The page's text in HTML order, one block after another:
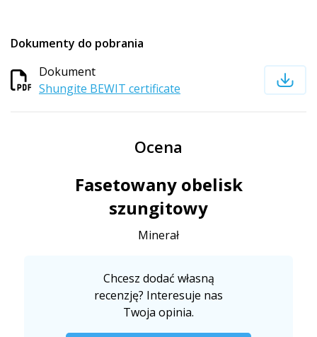
Dokumenty do pobrania
Dokument
Shungite BEWIT certificate
Ocena
Fasetowany obelisk
szungitowy
Minerał
Chcesz dodać własną
recenzję? Interesuje nas
Twoja opinia.